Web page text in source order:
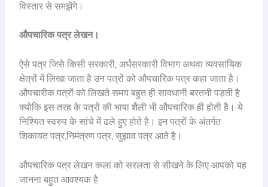
विस्तार से समझेंगे।
औपचारिक पत्र लेखन।
ऐसे पत्र जिसे किसी सरकारी, अर्धसरकारी विभाग अथवा व्यवसायिक
क्षेत्रों में लिखा जाता है उन पत्रों को औपचारिक पत्र कहा जाता है।
औपचारीक पत्रों को लिखते समय बहुत ही सावधानी बरतनी पड़ती है
क्योकि इस तरह के पत्रों की भाषा शैली भी औपचारिक ही होती है। ये
निश्यित स्वरुप के सांचे में ढले हुए होते है। इन पत्रों के अंतर्गत
शिकायत पत्र,निमंत्रण पत्र, सुझाव पत्र आते है।
औपचारिक पत्र लेखन कला को सरलता से सीखने के लिए आपको यह
जानना बहुत आवश्यक है